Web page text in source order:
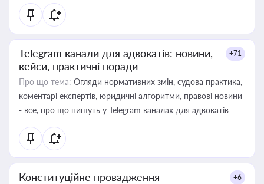
Telegram канали для адвокатів: новини,
кейси, практичні поради
+71
Про що тема: Огляди нормативних змін, судова практика,
коментарі експертів, юридичні алгоритми, правові новини
- все, про що пишуть у Telegram каналах для адвокатів
Конституційне провадження +6